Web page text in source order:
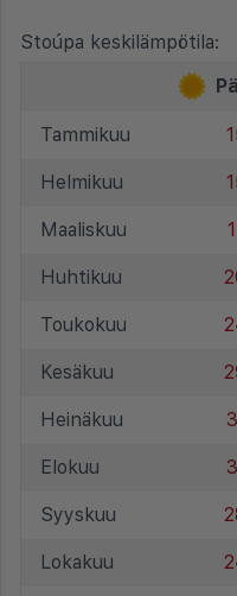
Stoúpa keskilämpötila:
Tammikuu
Helmikuu
Maaliskuu
Huhtikuu
Toukokuu
Kesäkuu
Heinäkuu
Elokuu
Syyskuu
Lokakuu